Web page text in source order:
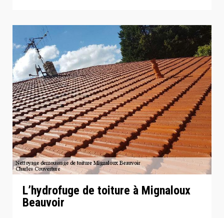
L’hydrofuge de toiture à Mignaloux
Beauvoir